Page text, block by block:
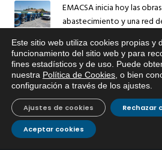
EMACSA inicia hoy las
abastecimiento y una red
Caracterización ZA Córdoba
2026
9 julio, 2026
Caracterización ZA Córdoba
Sem 2026
9 julio, 2026
Este sitio web utiliza cookies propias y
funcionamiento del sitio web y para
fines estadísticos y de uso. Puede
nuestra Política de Cookies , o bien
configuración a través de los ajustes
Aceptar cookies
Rechazar
Ajustes de cookies
Si